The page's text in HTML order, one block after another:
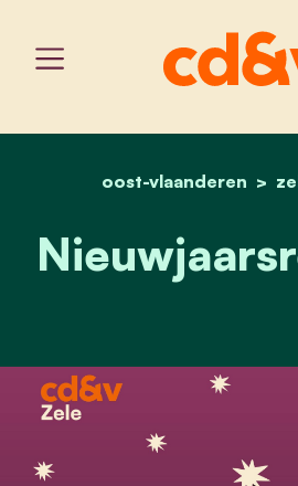
home
oost-vlaanderen